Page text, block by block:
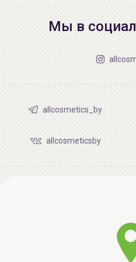
Мы в
allcosmetics_by
allcosmeticsby